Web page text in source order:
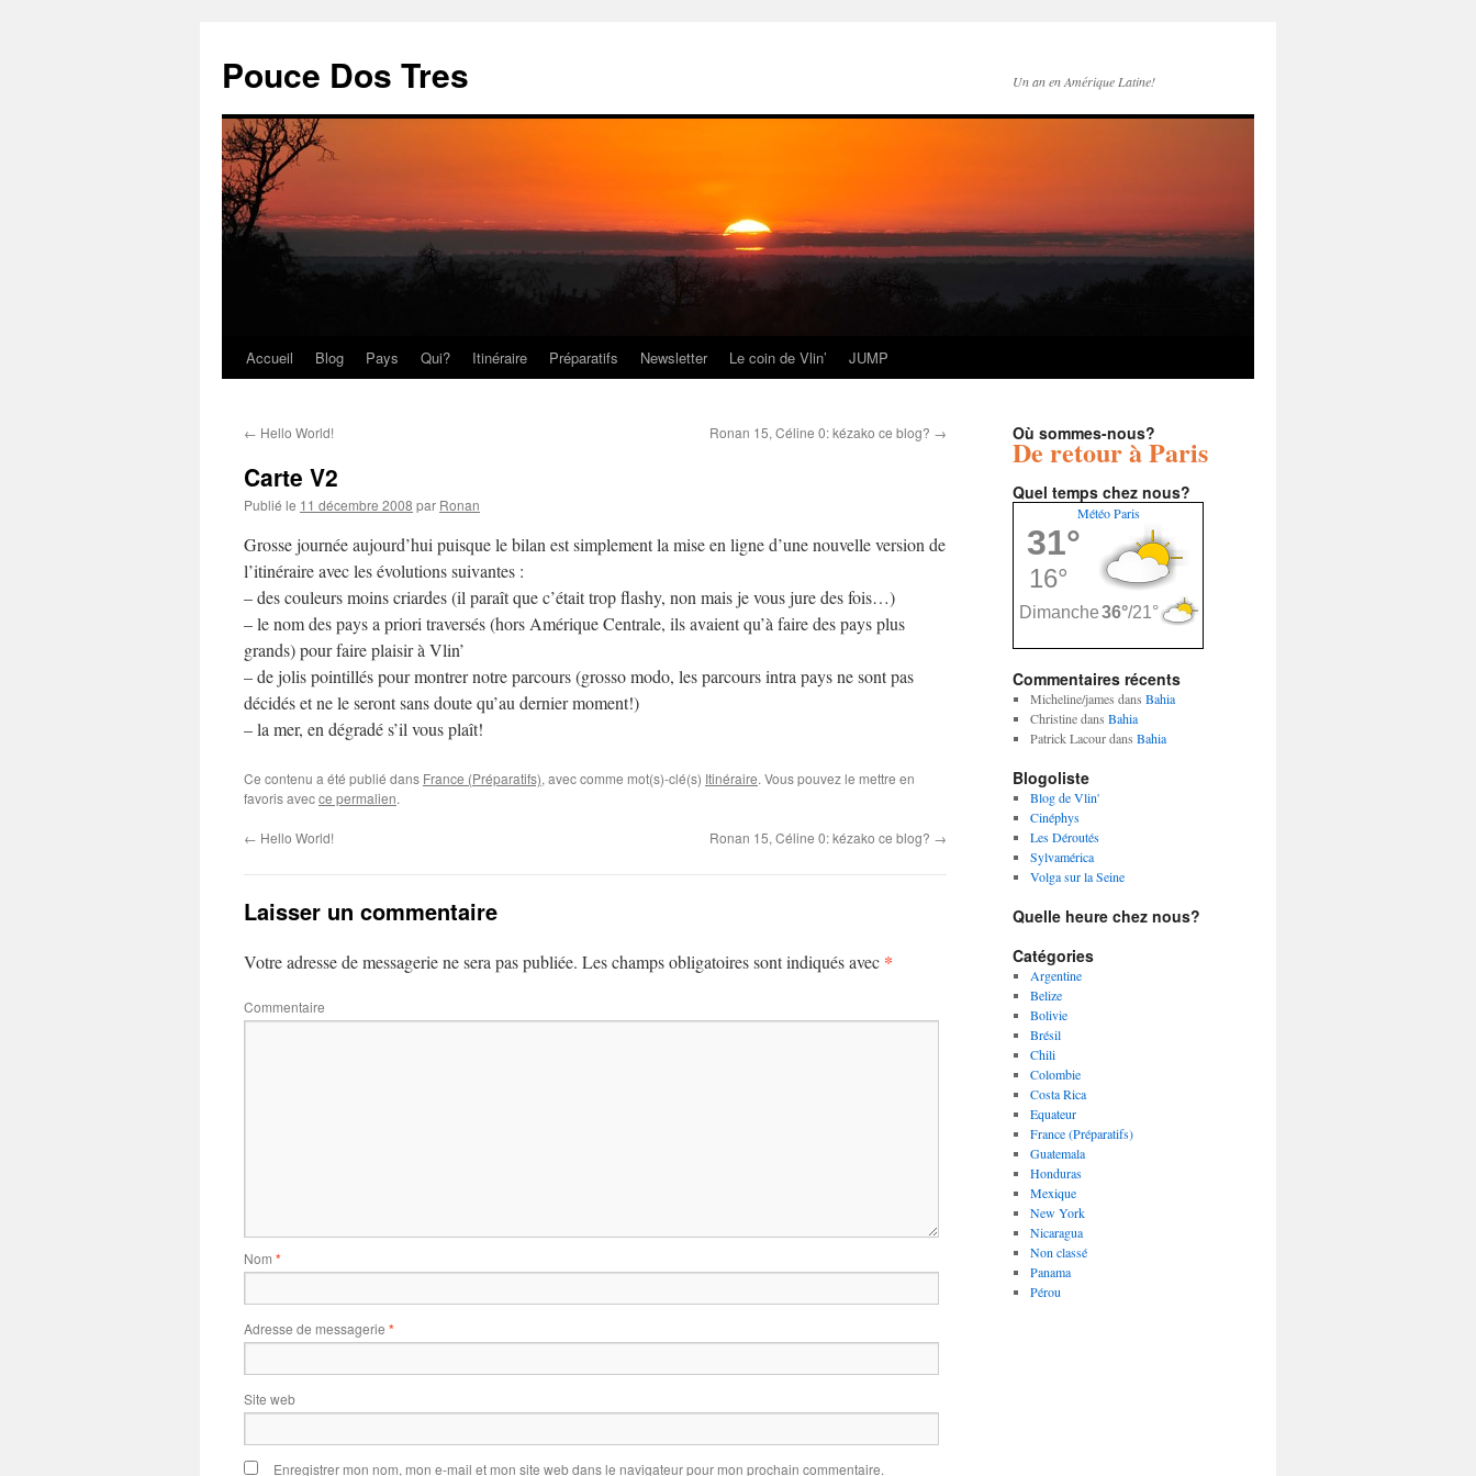
Pouce Dos Tres Un an en Amérique Latine!
Aller
contenu
Accueil Blog Pays Qui? Itinéraire Préparatifs Newsletter Le coin de Vlin’ JUMP
← Hello World! Ronan 15, Céline 0: kézako ce blog? →
Carte V2
Publié le 11 décembre 2008 par Ronan
Grosse journée aujourd’hui puisque le bilan est simplement la mise en ligne d’une nouvelle version de
l’itinéraire avec les évolutions suivantes :
– des couleurs moins criardes (il paraît que c’était trop flashy, non mais je vous jure des fois…)
– le nom des pays a priori traversés (hors Amérique Centrale, ils avaient qu’à faire des pays plus
grands) pour faire plaisir à Vlin’
– de jolis pointillés pour montrer notre parcours (grosso modo, les parcours intra pays ne sont pas
décidés et ne le seront sans doute qu’au dernier moment!)
– la mer, en dégradé s’il vous plaît!
Ce contenu a été publié dans France (Préparatifs), avec comme mot(s)-clé(s) Itinéraire. Vous pouvez le mettre en
favoris avecce permalien.
← Hello World! Ronan 15, Céline 0: kézako ce blog? →
Laisser un commentaire
Votre adresse de messagerie ne sera pas publiée. Les champs obligatoires sont indiqués avec *
Commentaire
Nom *
Adresse de messagerie *
Site web
Enregistrer mon nom, mon e-mail et mon site web dans le navigateur pour mon prochain commentaire.
Où sommes-nous?
De retour à Paris
Quel temps chez nous?
Météo Paris
Commentaires récents
Micheline/james dans Bahia
Christinedans Bahia
Patrick Lacourdans Bahia
Blogoliste
Blog de Vlin'
Cinéphys
Les Déroutés
Sylvamérica
Volga sur la Seine
Quelle heure chez nous?
Catégories
Argentine
Belize
Bolivie
Brésil
Chili
Colombie
Costa Rica
Equateur
France (Préparatifs)
Guatemala
Honduras
Mexique
New York
Nicaragua
Non classé
Panama
Pérou